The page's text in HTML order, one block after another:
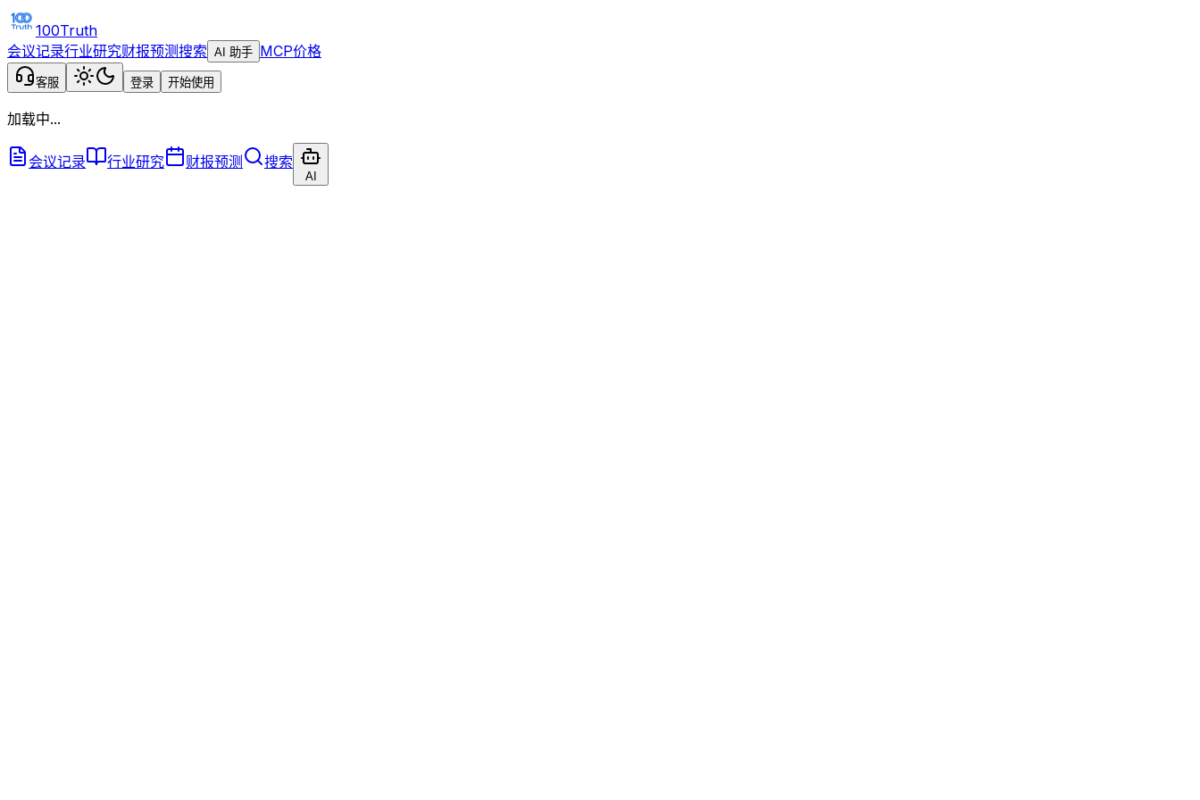
100Truth
会议记录行业研究财报预测搜索 AI 助手 MCP价格
客服 登录 开始使用
加载中...
会议记录 行业研究 财报预测 搜索
AI